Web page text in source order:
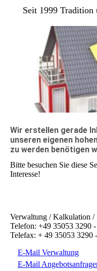
Seit 1999
Wir erstellen gerade
unseren eigenen
zu werden benötigen
Bitte besuchen Sie diese
Interesse!
Verwaltung / Kalkulation /
Telefon: +49 35053 3290
Telefax: + 49 35053 3290
E-Mail Verwaltung
E-Mail